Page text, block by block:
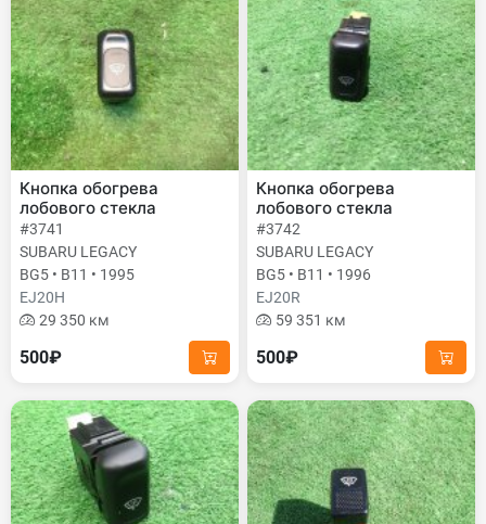
Кнопка обогрева
лобового стекла
#3741
SUBARU LEGACY
BG5 • B11 • 1995
EJ20H
29 350 км
500₽
Кнопка обогрева
лобового стекла
#3742
SUBARU LEGACY
BG5 • B11 • 1996
EJ20R
59 351 км
500₽